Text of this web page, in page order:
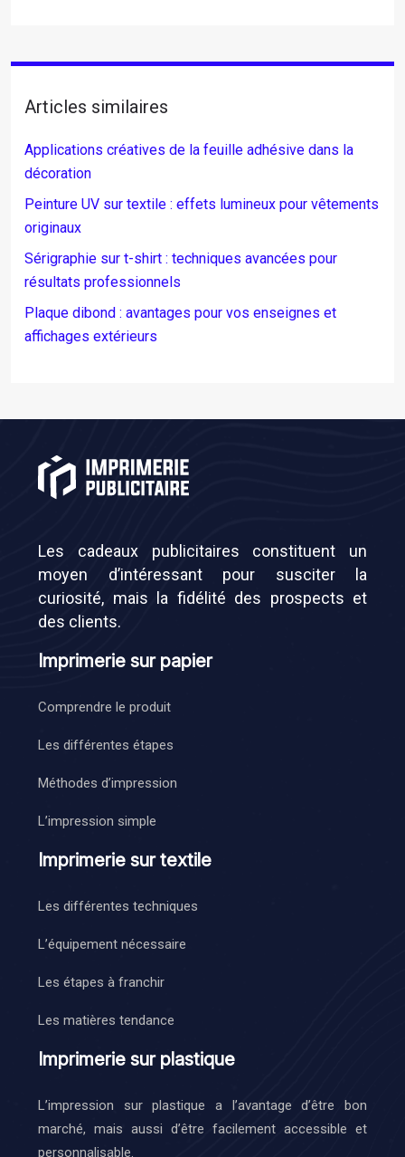
Articles similaires
Applications créatives de la feuille adhésive dans la
décoration
Peinture UV sur textile : effets lumineux pour vêtements
originaux
Sérigraphie sur t-shirt : techniques avancées pour
résultats professionnels
Plaque dibond : avantages pour vos enseignes et
affichages extérieurs
Les cadeaux publicitaires constituent un
moyen d’intéressant pour susciter la
curiosité, mais la fidélité des prospects et
des clients.
Imprimerie sur papier
Comprendre le produit
Les différentes étapes
Méthodes d’impression
L’impression simple
Imprimerie sur textile
Les différentes techniques
L’équipement nécessaire
Les étapes à franchir
Les matières tendance
Imprimerie sur plastique
L’impression sur plastique a l’avantage d’être bon
marché, mais aussi d’être facilement accessible et
personnalisable.